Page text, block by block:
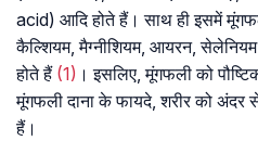
acid) आदि होते हैं। साथ ही इसमें
कैल्शियम, मैग्नीशियम, आयरन,
होते हैं (1) । इसलिए, मूंगफली को
मूंगफली दाना के फायदे, शरीर को
हैं।